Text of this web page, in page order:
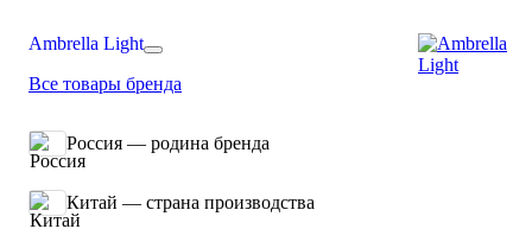
Ambrella Light
Все товары бренда
Россия — родина бренда
Китай — страна производства